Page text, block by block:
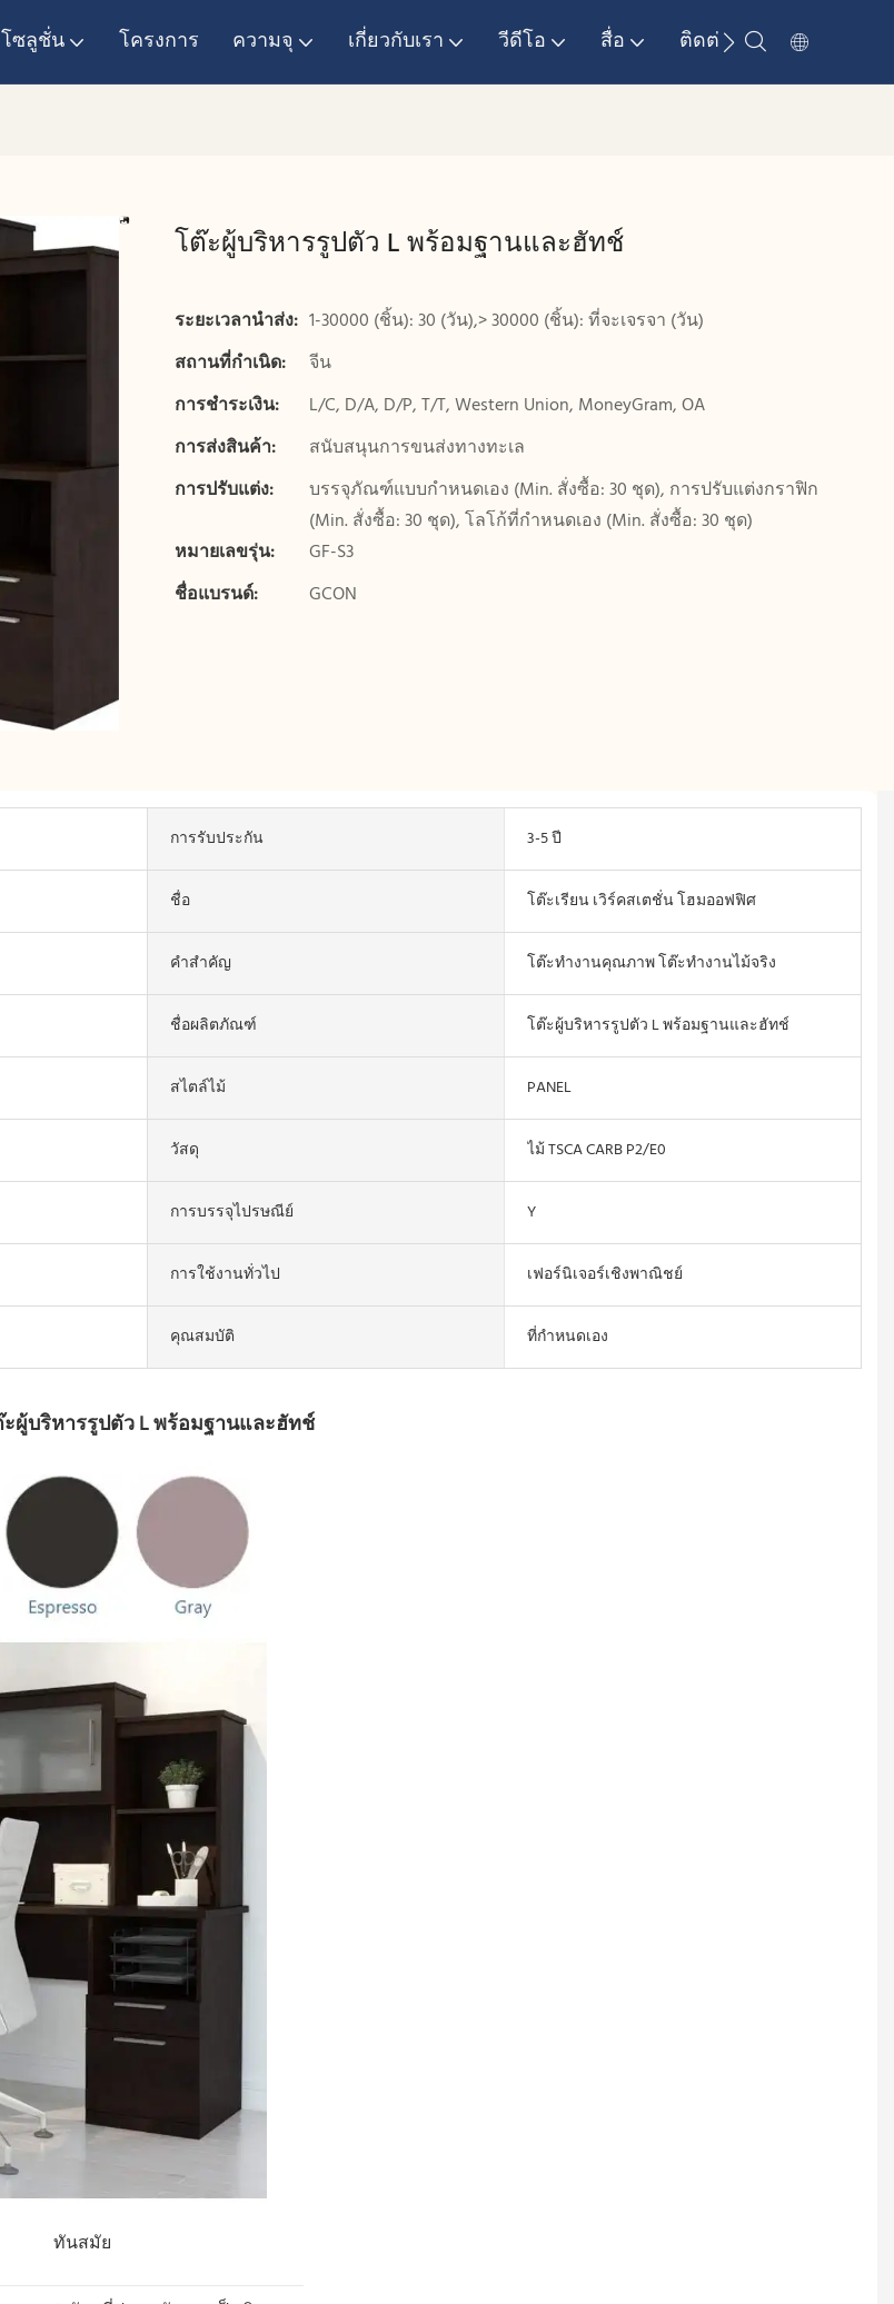
โซลูชั่น โครงการ ความจุ เกี่ยวกับเรา วีดีโอ สื่อ ติดต่อเรา
โต๊ะผู้บริหารรูปตัว L พร้อมฐานและฮัทช์
ระยะเวลานำส่ง: 1-30000 (ชิ้น): 30 (วัน),> 30000 (ชิ้น): ที่จะเจรจา (วัน)
สถานที่กำเนิด:
จีน
การชำระเงิน:
L/C, D/A, D/P, T/T, Western Union, MoneyGram, OA
การส่งสินค้า:
สนับสนุนการขนส่งทางทะเล
การปรับแต่ง:
บรรจุภัณฑ์แบบกำหนดเอง (Min. สั่งซื้อ: 30 ชุด), การปรับแต่งกราฟิก
(Min. สั่งซื้อ: 30 ชุด), โลโก้ที่กำหนดเอง (Min. สั่งซื้อ: 30 ชุด)
หมายเลขรุ่น:
GF-S3
ชื่อแบรนด์:
GCON
การรับประกัน 3-5 ปี
ชื่อ โต๊ะเรียน เวิร์คสเตชั่น โฮมออฟฟิศ
คำสำคัญ โต๊ะทำงานคุณภาพ โต๊ะทำงานไม้จริง
ชื่อผลิตภัณฑ์ โต๊ะผู้บริหารรูปตัว L พร้อมฐานและฮัทช์
สไตล์ไม้ PANEL
วัสดุ ไม้ TSCA CARB P2/E0
การบรรจุไปรษณีย์ Y
การใช้งานทั่วไป เฟอร์นิเจอร์เชิงพาณิชย์
คุณสมบัติ ที่กำหนดเอง
โต๊ะผู้บริหารรูปตัว L พร้อมฐานและฮัทช์
ทันสมัย